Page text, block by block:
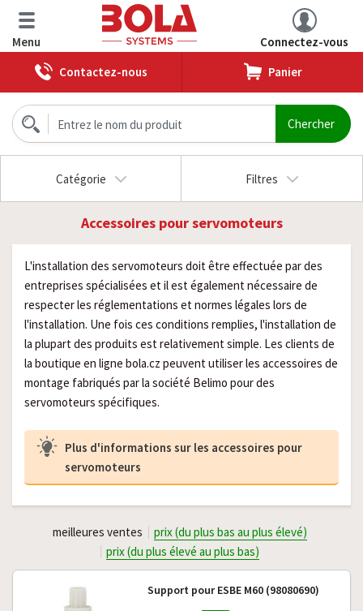
Menu
Connectez-vous
Contactez-nous
Panier
Catégorie Filtres
Accessoires pour servomoteurs
L'installation des servomoteurs doit être effectuée par des
entreprises spécialisées et il est également nécessaire de
respecter les réglementations et normes légales lors de
l'installation. Une fois ces conditions remplies, l'installation de
la plupart des produits est relativement simple. Les clients de
la boutique en ligne bola.cz peuvent utiliser les accessoires de
montage fabriqués par la société Belimo pour des
servomoteurs spécifiques.
Plus d'informations sur les accessoires pour
servomoteurs
meilleures ventes
prix (du plus bas au plus élevé)
prix (du plus élevé au plus bas)
Support pour ESBE M60 (98080690)